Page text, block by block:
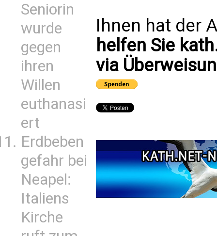
Seniorin
wurde
gegen
ihren
Willen
euthanasi
ert
Erdbeben
gefahr bei
Neapel:
Italiens
Kirche
Ihnen hat der
helfen Sie
via